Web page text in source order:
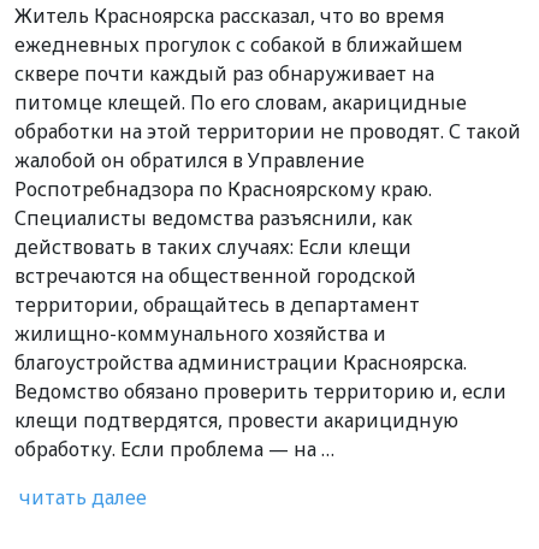
Житель Красноярска рассказал, что во время
ежедневных прогулок с собакой в ближайшем
сквере почти каждый раз обнаруживает на
питомце клещей. По его словам, акарицидные
обработки на этой территории не проводят. С такой
жалобой он обратился в Управление
Роспотребнадзора по Красноярскому краю.
Специалисты ведомства разъяснили, как
действовать в таких случаях: Если клещи
встречаются на общественной городской
территории, обращайтесь в департамент
жилищно-коммунального хозяйства и
благоустройства администрации Красноярска.
Ведомство обязано проверить территорию и, если
клещи подтвердятся, провести акарицидную
обработку. Если проблема — на …
читать далее